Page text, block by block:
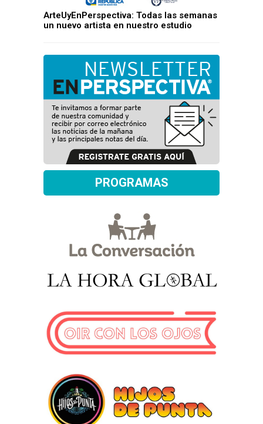
ArteUyEnPerspectiva: Todas las semanas
un nuevo artista en nuestro estudio
PROGRAMAS